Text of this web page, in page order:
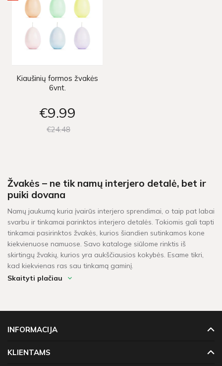
Kiaušinių formos žvakės
6vnt.
€9 99
€2448
Žvakės – ne tik namų interjero detalė, bet ir
puiki dovana
Namų jaukumą kuria įvairūs interjero sprendimai, o taip pat labai
svarbu ir tinkamai parinktos interjero detalės. Tokiomis gali tapti
tinkamai pasirinktos žvakės, kurios šiandien sutinkamos kone
kiekvienuose namuose. Savo kataloge siūlome rinktis iš
skirtingų žvakių, kurios yra aukščiausios kokybės. Esame tikri,
kad kiekvienas ras sau tinkamą gaminį.
Kaip išsirinkti žvakę?
kokybiško vaško šiandien yra itin populiarios. Mūsų klientai
žvakių pirkimo pikas, kai itin populiarios kalėdinės žvakės,
dovanoms. Kaip pasirinkti žvakę?
Skaityti plačiau
INFORMACIJA
KLIENTAMS